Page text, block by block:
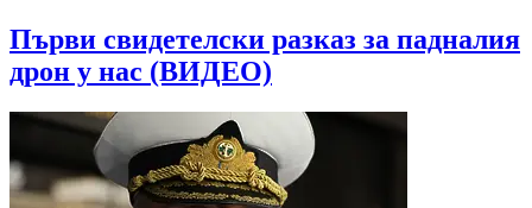
Първи свидетелски разказ за падналия
дрон у нас (ВИДЕО)